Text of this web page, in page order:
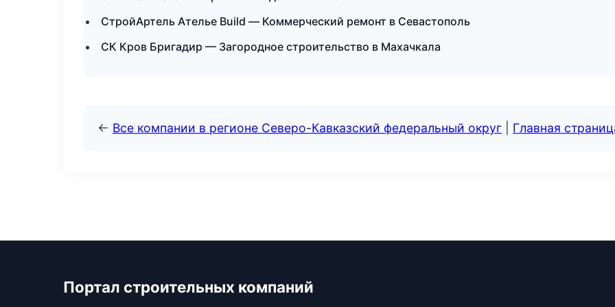
СтройАртель Ателье Build — Коммерческий ремонт в Севастополь
СК Кров Бригадир — Загородное строительство в Махачкала
← Все компании в регионе Северо-Кавказский федеральный округ Главная
Портал строительных компаний